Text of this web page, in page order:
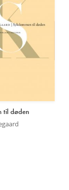
til døden